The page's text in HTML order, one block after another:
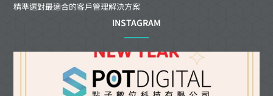
精準選對最適合的客戶管理解決方案
INSTAGRAM